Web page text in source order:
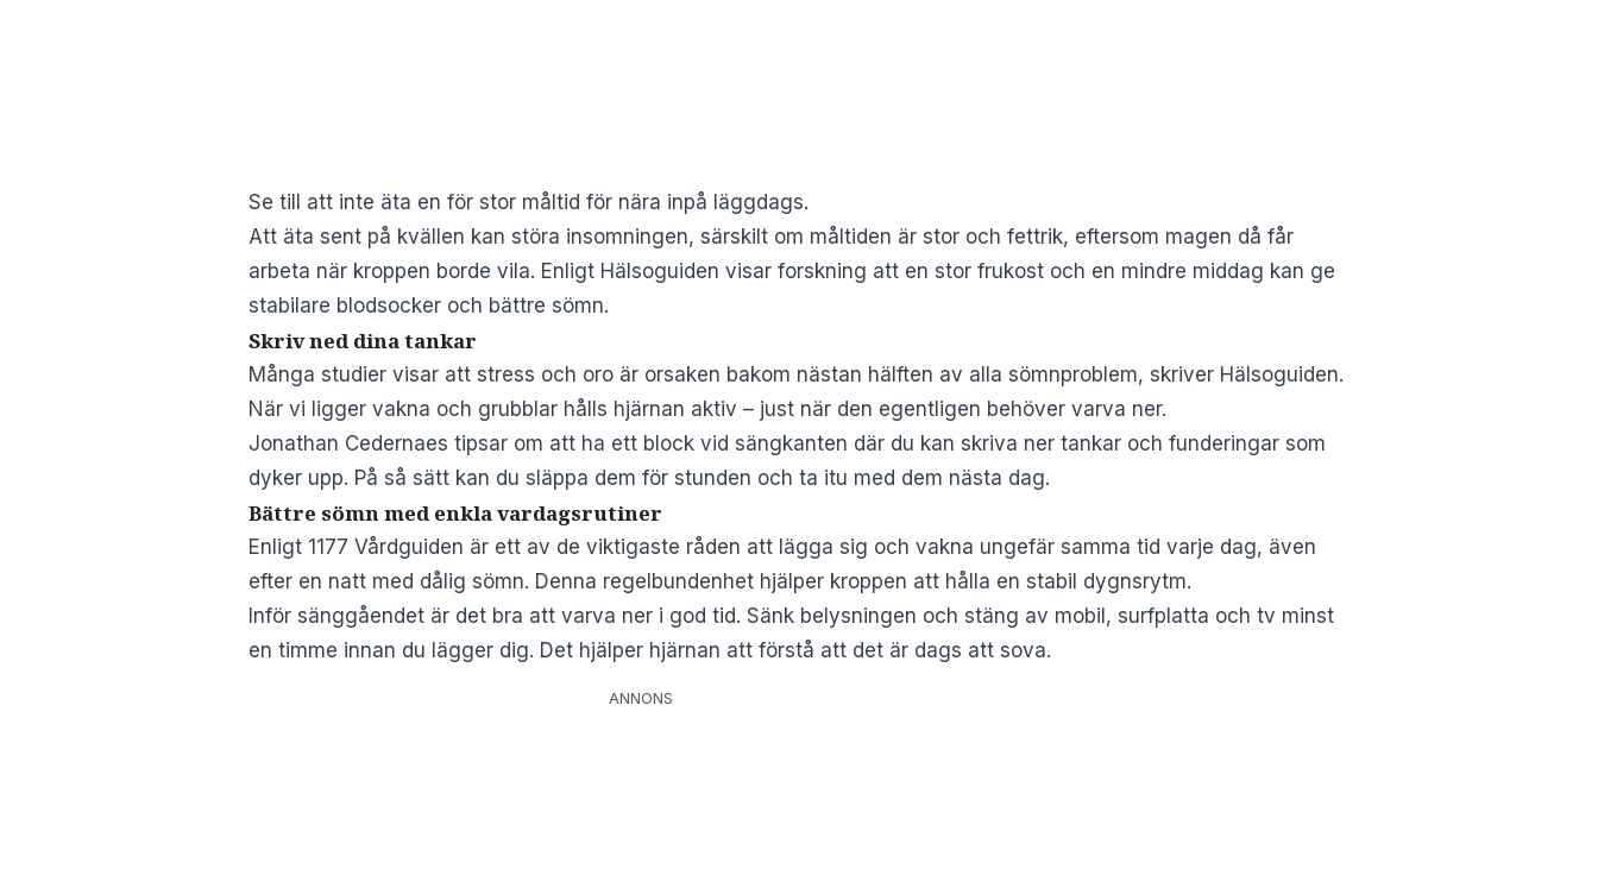
Se till att inte äta en för stor måltid för nära inpå läggdags.
Att äta sent på kvällen kan störa insomningen, särskilt om måltiden är stor och fettrik, eftersom magen då får
arbeta när kroppen borde vila. Enligt Hälsoguiden visar forskning att en stor frukost och en mindre middag kan ge
stabilare blodsocker och bättre sömn.
Skriv ned dina tankar
Många studier visar att stress och oro är orsaken bakom nästan hälften av alla sömnproblem, skriver Hälsoguiden.
När vi ligger vakna och grubblar hålls hjärnan aktiv – just när den egentligen behöver varva ner.
Jonathan Cedernaes tipsar om att ha ett block vid sängkanten där du kan skriva ner tankar och funderingar som
dyker upp. På så sätt kan du släppa dem för stunden och ta itu med dem nästa dag.
Bättre sömn med enkla vardagsrutiner
Enligt 1177 Vårdguiden är ett av de viktigaste råden att lägga sig och vakna ungefär samma tid varje dag, även
efter en natt med dålig sömn. Denna regelbundenhet hjälper kroppen att hålla en stabil dygnsrytm.
Inför sänggåendet är det bra att varva ner i god tid. Sänk belysningen och stäng av mobil, surfplatta och tv minst
en timme innan du lägger dig. Det hjälper hjärnan att förstå att det är dags att sova.
ANNONS